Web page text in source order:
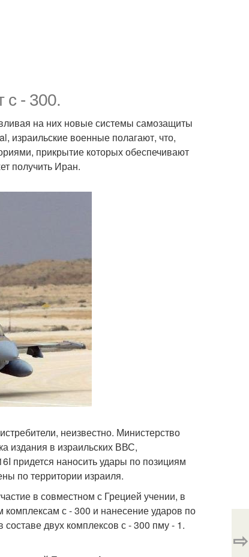
с - 300.
на них новые системы самозащиты
израильские военные полагают, что,
прикрытие которых обеспечивают
получить Иран.
неизвестно. Министерство
издания в израильских ВВС,
придется наносить удары по позициям
по территории израиля.
в совместном с Грецией учении, в
с - 300 и нанесение ударов по
двух комплексов с - 300 пму - 1.
⇨